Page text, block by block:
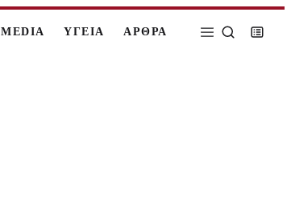
MEDIA ΥΓΕΙΑ ΑΡΘΡΑ